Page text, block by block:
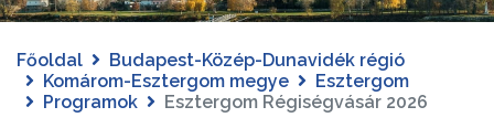
Főoldal
Budapest-Közép-Dunavidék régió
Komárom-Esztergom megye
Esztergom
Programok
Esztergom Régiségvásár 2026